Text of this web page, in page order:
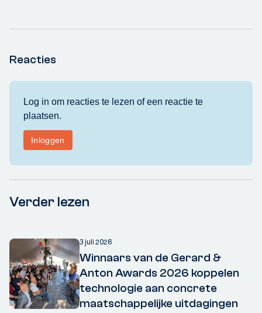
Reacties
Verder lezen
3 juli 2026
Winnaars van de Gerard &
Anton Awards 2026 koppelen
technologie aan concrete
maatschappelijke uitdagingen